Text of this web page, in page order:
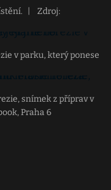
Zdroj:
v parku, který ponese
snímek z příprav v
Praha 6